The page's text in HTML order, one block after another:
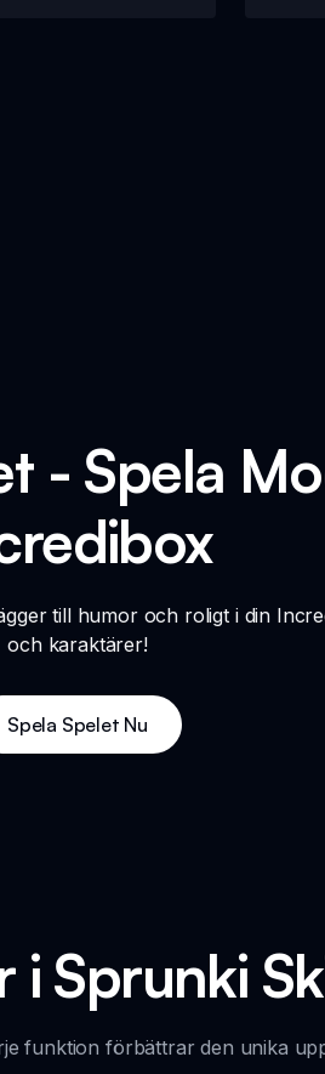
- Spela
till humor och roligt i din
och karaktärer!
Spela Spelet Nu
Sprunki
funktion förbättrar den unika